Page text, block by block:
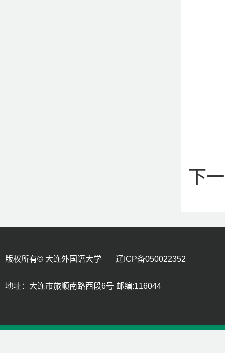
下
版权所有© 大连外国语大学 辽ICP备050022352
地址：大连市旅顺南路西段6号 邮编:116044